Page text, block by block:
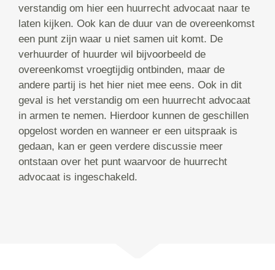
verstandig om hier een huurrecht advocaat naar te
laten kijken. Ook kan de duur van de overeenkomst
een punt zijn waar u niet samen uit komt. De
verhuurder of huurder wil bijvoorbeeld de
overeenkomst vroegtijdig ontbinden, maar de
andere partij is het hier niet mee eens. Ook in dit
geval is het verstandig om een huurrecht advocaat
in armen te nemen. Hierdoor kunnen de geschillen
opgelost worden en wanneer er een uitspraak is
gedaan, kan er geen verdere discussie meer
ontstaan over het punt waarvoor de huurrecht
advocaat is ingeschakeld.